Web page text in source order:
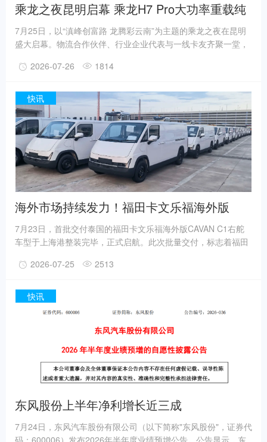
乘龙之夜昆明启幕 乘龙H7 Pro大功率重载纯
电牵引车震撼上市
7月25日，以“滇峰创富路 龙腾彩云南”为主题的乘龙之夜在昆明
盛大启幕。物流合作伙伴、行业企业代表与一线卡友齐聚一堂，
车重磅上市，同步落地全周期服务方案，开启西南区域绿色创富
南、连通南亚、东南亚的国家级物流枢纽，依托“七出省五出境”
高速路网与中老铁路黄金货运通道，矿产建材、鲜花果蔬、跨境
大宗商品等重载运输需求持续旺盛。东风柳汽深耕西南区域，匠
心打造乘龙H7 Pro大功率重载纯电牵
2026-07-26 1814
快讯
海外市场持续发力！福田卡文乐福海外版
CAVAN C1批量交付泰国客户
7月23日，首批交付泰国的福田卡文乐福海外版CAVAN C1右舵
车型于上海港整装完毕，正式启航。此次批量交付，标志着福田
全球化战略落地取得实质性突破，进一步完善了品牌全球市场布
碳化发展进程持续加快，东南亚市场凭借强劲的市场活力与发展
潜力，已然成为中国新能源商用车出口的重要增量赛道。福田卡
列为海外战略布局重要板块，打造右舵新能源车
2026-07-25 2513
快讯
东风股份上半年净利增长近三成
7月24日，东风汽车股份有限公司（以下简称"东风股份"，证券代